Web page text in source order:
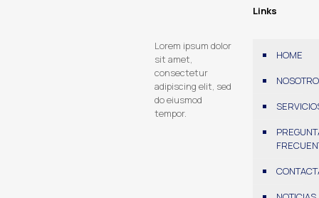
Lorem ipsum dolor
sit amet,
consectetur
adipiscing elit, sed
do eiusmod
tempor.
Links
HOME